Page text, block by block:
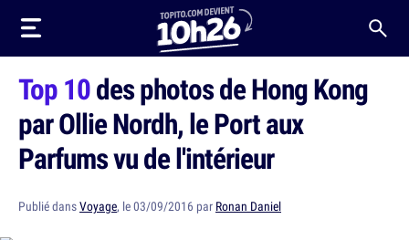
Top 10des photos de Hong Kong
par Ollie Nordh, le Port aux
Parfums vu de l'intérieur
Publié dansVoyage, le 03/09/2016 par Ronan Daniel